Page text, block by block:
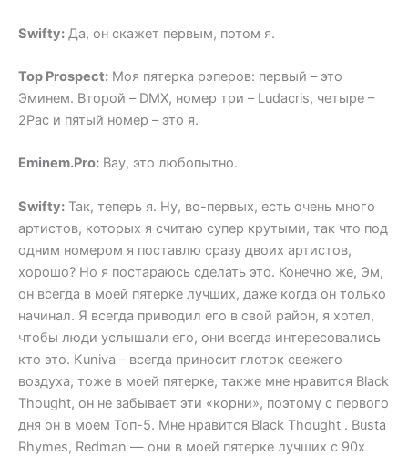
Swifty: Да, он скажет первым, потом я.
Top Prospect: Моя пятерка рэперов: первый – это
Эминем. Второй – DMX, номер три – Ludacris, четыре –
2Pac и пятый номер – это я.
Eminem.Pro: Вау, это любопытно.
Swifty: Так, теперь я. Ну, во-первых, есть очень много
артистов, которых я считаю супер крутыми, так что под
одним номером я поставлю сразу двоих артистов,
хорошо? Но я постараюсь сделать это. Конечно же, Эм,
он всегда в моей пятерке лучших, даже когда он только
начинал. Я всегда приводил его в свой район, я хотел,
чтобы люди услышали его, они всегда интересовались
кто это. Kuniva – всегда приносит глоток свежего
воздуха, тоже в моей пятерке, также мне нравится Black
Thought, он не забывает эти «корни», поэтому с первого
дня он в моем Топ-5. Мне нравится Black Thought . Busta
Rhymes, Redman — они в моей пятерке лучших с 90х